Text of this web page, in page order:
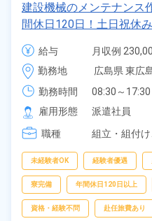
建設機械のメンテナンス
間休日120日！土日祝休
未経験歓迎！赴任旅費会
《広島県東広島市》
給与
月収例
時給 1,400
勤務地
広島県 東広
勤務時間
08:30～17:30
雇用形態
派遣社員
職種
組立・組付け
未経験者OK 経験者優遇
寮完備 年間休日120日以上
資格・経験不問 赴任旅費あり